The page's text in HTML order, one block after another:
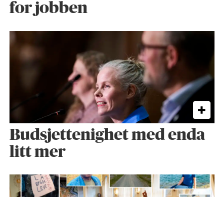
for jobben
Budsjettenighet med enda
litt mer